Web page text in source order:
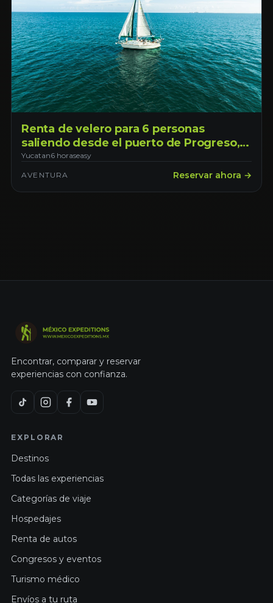
Renta de velero para 6 personas
saliendo desde el puerto de Progreso,
con opción de transporte desde Mérida
Yucatan6 horaseasy
AVENTURA Reservar ahora →
Encontrar, comparar y reservar
experiencias con confianza.
EXPLORAR
Destinos
Todas las experiencias
Categorías de viaje
Hospedajes
Renta de autos
Congresos y eventos
Turismo médico
Envíos a tu ruta